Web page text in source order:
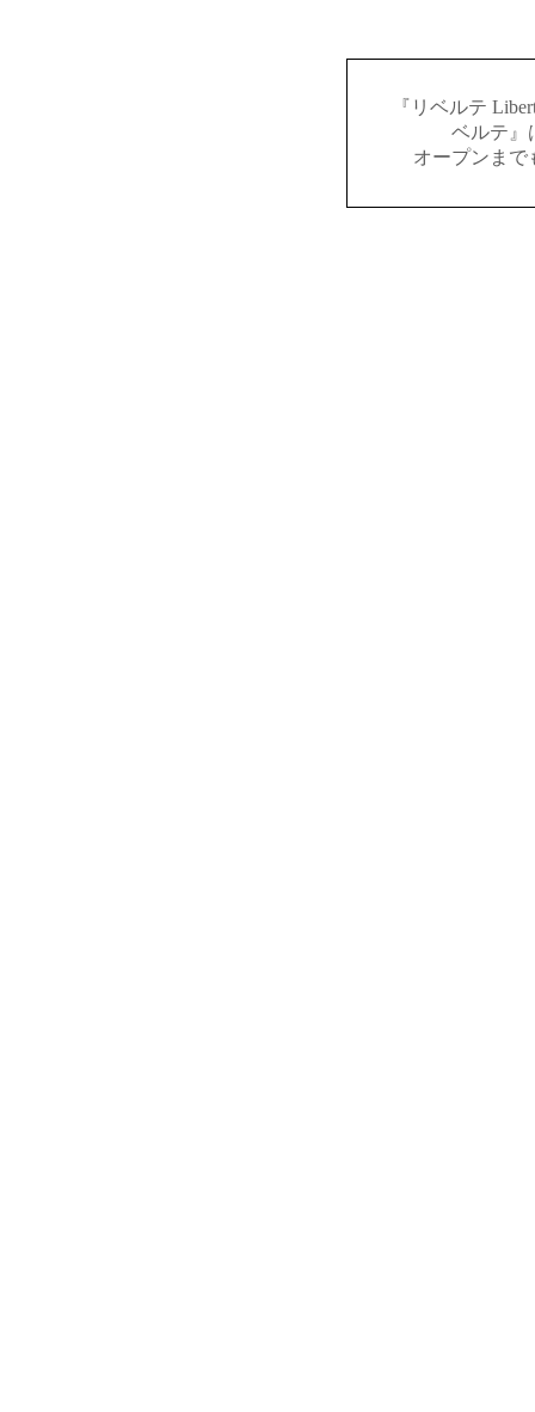
『リベルテ
ベルテ』
オープンまで